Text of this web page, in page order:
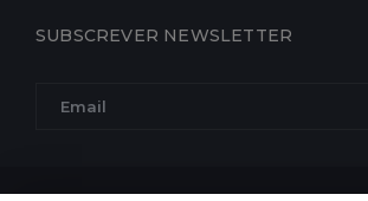
SUBSCREVER NEWSLETTER